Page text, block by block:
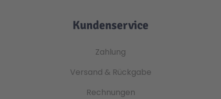
Kundenservice
Zahlung
Versand & Rückgabe
Rechnungen